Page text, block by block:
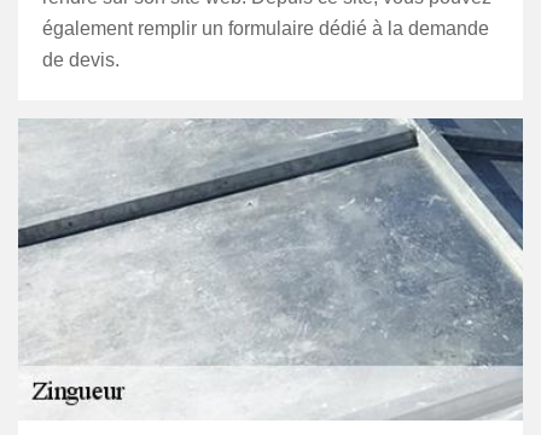
également remplir un formulaire dédié à la demande
de devis.